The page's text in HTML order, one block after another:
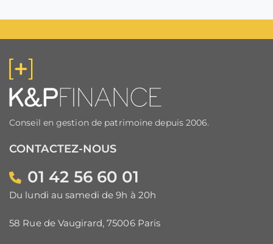
Conseil en gestion de patrimoine depuis 2006.
CONTACTEZ-NOUS
01 42 56 60 01
Du lundi au samedi de 9h à 20h
58 Rue de Vaugirard, 75006 Paris